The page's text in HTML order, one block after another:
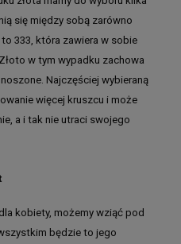
się między sobą zarówno
333, która zawiera w sobie
w tym wypadku zachowa
Najczęściej wybieraną
więcej kruszcu i może
a i tak nie utraci swojego
kobiety, możemy wziąć pod
będzie to jego